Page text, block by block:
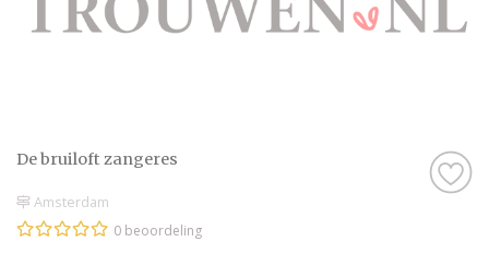
De bruiloft zangeres
Amsterdam
0 beoordeling